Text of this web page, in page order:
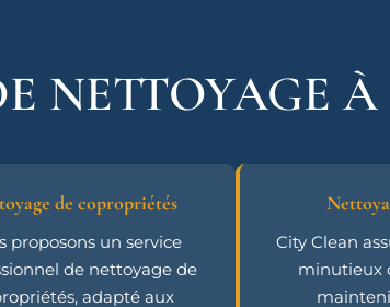
NETTOYAGE
de copropriétés
proposons un service
de nettoyage de
adapté aux
City Clean
minutieux